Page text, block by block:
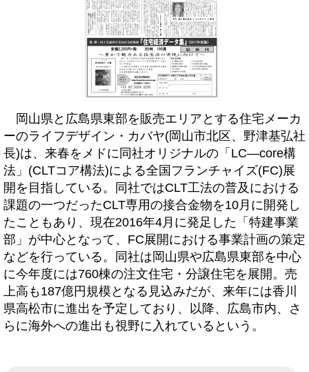
岡山県と広島県東部を販売エリアとする住宅メーカ
ーのライフデザイン・カバヤ(岡山市北区、野津基弘社
長)は、来春をメドに同社オリジナルの「LC―core構
法」(CLTコア構法)による全国フランチャイズ(FC)展
開を目指している。同社ではCLT工法の普及における
課題の一つだったCLT専用の接合金物を10月に開発し
たこともあり、現在2016年4月に発足した「特建事業
部」が中心となって、FC展開における事業計画の策定
などを行っている。同社は岡山県や広島県東部を中心
に今年度には760棟の注文住宅・分譲住宅を展開。売
上高も187億円規模となる見込みだが、来年には香川
県高松市に進出を予定しており、以降、広島市内、さ
らに海外への進出も視野に入れているという。